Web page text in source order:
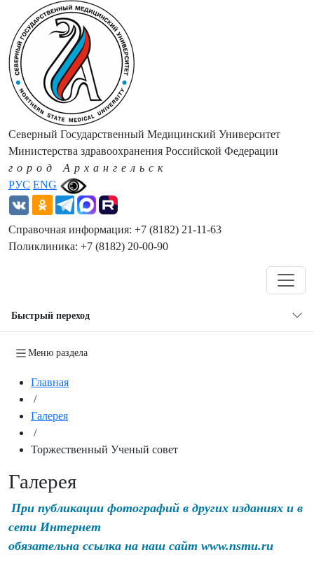
РУС ENG
Северный Государственный Медицинский Университет
Министерства здравоохранения Российской Федерации
город Архангельск
Справочная информация: +7 (8182) 21-11-63
Поликлиника: +7 (8182) 20-00-90
Быстрый переход
Меню раздела
Главная
/
Галерея
/
Торжественный Ученый совет
Галерея
При публикации фотографий в других изданиях и в
сети Интернет
обязательна ссылка на наш сайт www.nsmu.ru